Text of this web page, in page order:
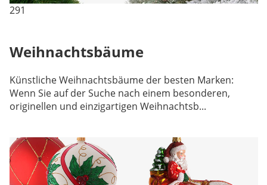
291
Weihnachtsbäume
Künstliche Weihnachtsbäume der besten Marken:
Wenn Sie auf der Suche nach einem besonderen,
originellen und einzigartigen Weihnachtsb...